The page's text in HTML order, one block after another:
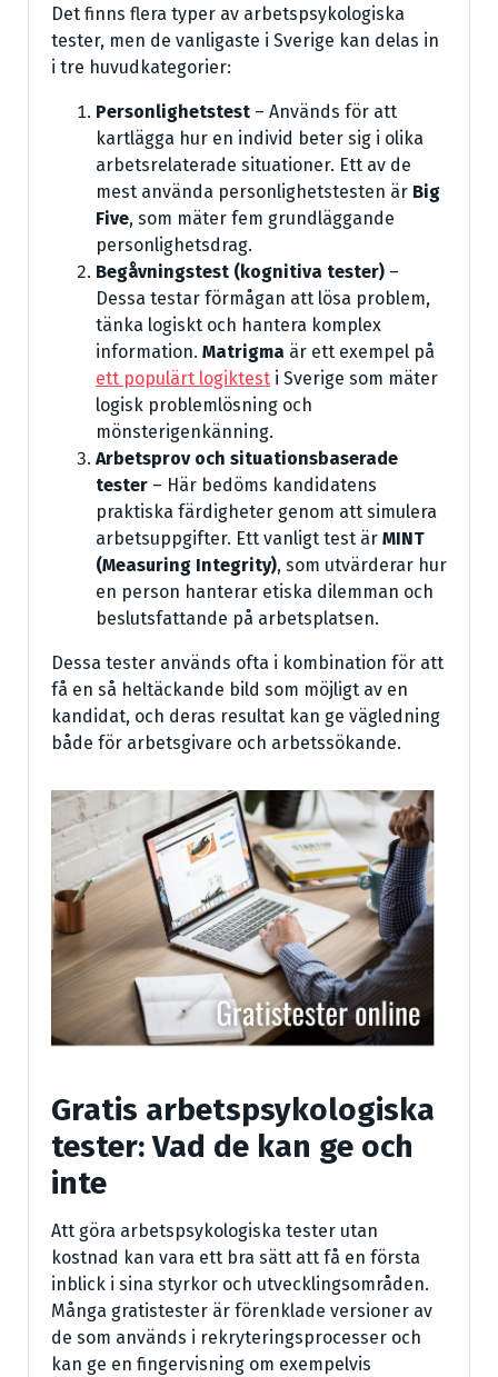
Det finns flera typer av arbetspsykologiska
tester, men de vanligaste i Sverige kan delas in
i tre huvudkategorier:
Personlighetstest – Används för att
kartlägga hur en individ beter sig i olika
arbetsrelaterade situationer. Ett av de
mest använda personlighetstesten är Big
Five, som mäter fem grundläggande
personlighetsdrag.
Begåvningstest (kognitiva tester) –
Dessa testar förmågan att lösa problem,
tänka logiskt och hantera komplex
information. Matrigma är ett exempel på
ett populärt logiktest i Sverige som mäter
logisk problemlösning och
mönsterigenkänning.
Arbetsprov och situationsbaserade
tester – Här bedöms kandidatens
praktiska färdigheter genom att simulera
arbetsuppgifter. Ett vanligt test är MINT
(Measuring Integrity), som utvärderar hur
en person hanterar etiska dilemman och
beslutsfattande på arbetsplatsen.
Dessa tester används ofta i kombination för att
få en så heltäckande bild som möjligt av en
kandidat, och deras resultat kan ge vägledning
både för arbetsgivare och arbetssökande.
Gratis arbetspsykologiska
tester: Vad de kan ge och
inte
Att göra arbetspsykologiska tester utan
kostnad kan vara ett bra sätt att få en första
inblick i sina styrkor och utvecklingsområden.
Många gratistester är förenklade versioner av
de som används i rekryteringsprocesser och
kan ge en fingervisning om exempelvis